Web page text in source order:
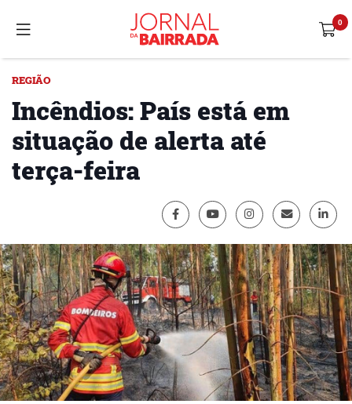
REGIÃO
Incêndios: País está em
situação de alerta até
terça-feira